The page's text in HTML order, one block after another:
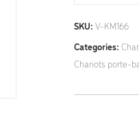
SKU: V-KM166
Categories:
Chariots porte-